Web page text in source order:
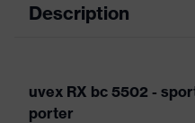
Description
uvex RX bc 5502 -
porter